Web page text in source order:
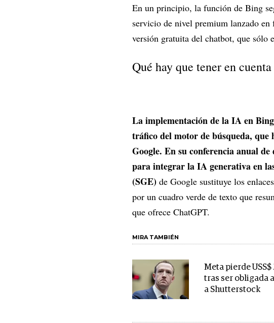
En un principio, la función de Bing
servicio de nivel premium lanzado
versión gratuita del chatbot, que sólo
Qué hay que tener en cuenta
La implementación de la IA en
tráfico del motor de búsqueda,
Google. En su conferencia anual
para integrar la IA generativa en
(SGE) de Google sustituye los
por un cuadro verde de texto que
que ofrece ChatGPT.
MIRA TAMBIÉN
Meta pierde
tras ser obligada
a Shutterstock